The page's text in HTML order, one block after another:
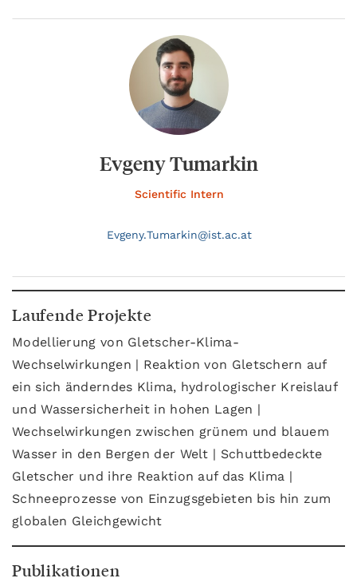
Evgeny Tumarkin
Scientific Intern
Evgeny.Tumarkin@ist.ac.at
Laufende Projekte
Modellierung von Gletscher-Klima-
Wechselwirkungen | Reaktion von Gletschern auf
ein sich änderndes Klima, hydrologischer Kreislauf
und Wassersicherheit in hohen Lagen |
Wechselwirkungen zwischen grünem und blauem
Wasser in den Bergen der Welt | Schuttbedeckte
Gletscher und ihre Reaktion auf das Klima |
Schneeprozesse von Einzugsgebieten bis hin zum
globalen Gleichgewicht
Publikationen